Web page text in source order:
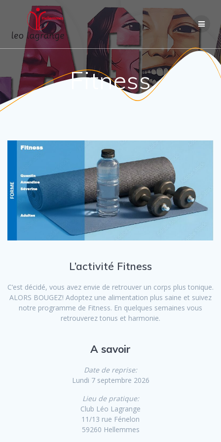
au
contenu
Fitness
L’activité Fitness
C’est décidé, vous avez envie de retrouver un corps plus tonique.
ALORS BOUGEZ! Adoptez une alimentation plus saine et suivez
notre programme de Fitness. En quelques semaines vous
retrouverez tonus et harmonie.
A savoir
Date de reprise:
Lundi 7 septembre 2026
Lieu de pratique:
Club Léo Lagrange
11/13 rue Fénelon
59260 Hellemmes